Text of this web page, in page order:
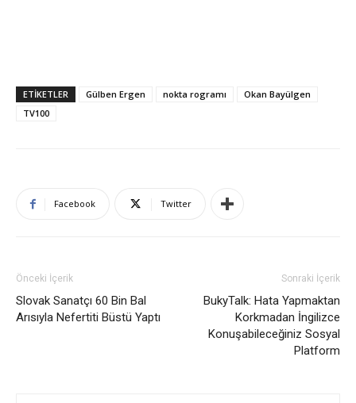
ETIKETLER Gülben Ergen nokta rogramı
Okan Bayülgen
TV100
Facebook Twitter
Önceki İçerik
Slovak Sanatçı 60 Bin Bal
Arısıyla Nefertiti Büstü Yaptı
Sonraki İçerik
BukyTalk: Hata Yapmaktan
Korkmadan İngilizce
Konuşabileceğiniz Sosyal
Platform